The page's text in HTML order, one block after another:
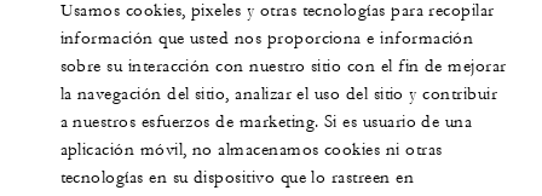
Usamos cookies, pixeles y otras tecnologías para recopilar
información que usted nos proporciona e información
sobre su interacción con nuestro sitio con el fin de mejorar
la navegación del sitio, analizar el uso del sitio y contribuir
a nuestros esfuerzos de marketing. Si es usuario de una
aplicación móvil, no almacenamos cookies ni otras
tecnologías en su dispositivo que lo rastreen en